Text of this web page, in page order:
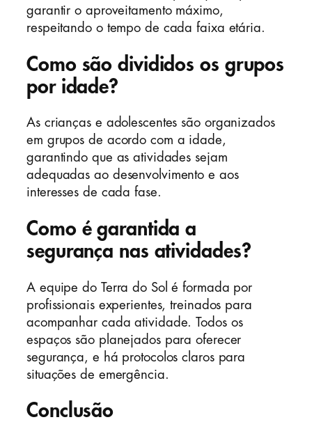
garantir o aproveitamento máximo,
respeitando o tempo de cada faixa etária.
Como são divididos os grupos
por idade?
As crianças e adolescentes são organizados
em grupos de acordo com a idade,
garantindo que as atividades sejam
adequadas ao desenvolvimento e aos
interesses de cada fase.
Como é garantida a
segurança nas atividades?
A equipe do Terra do Sol é formada por
profissionais experientes, treinados para
acompanhar cada atividade. Todos os
espaços são planejados para oferecer
segurança, e há protocolos claros para
situações de emergência.
Conclusão